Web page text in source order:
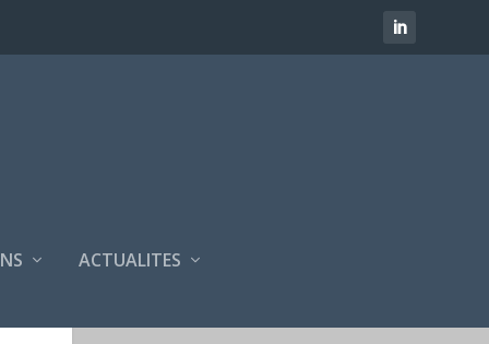
ACTUALITES
SÉMINAIRES CESDIP